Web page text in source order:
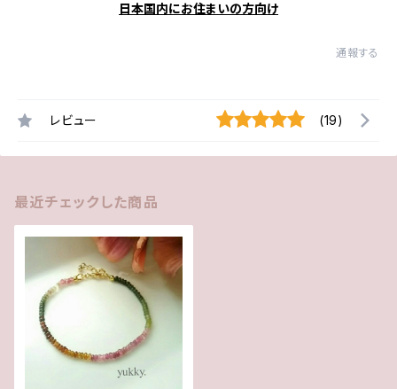
日本国内にお住まいの方向け
通報する
レビュー (19)
最近チェックした商品